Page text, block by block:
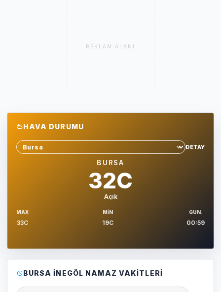
REKLAM ALANI
HAVA DURUMU
Sehir sec
DETAY
BURSA
32C
Açık
MAX
33C
MIN
19C
GUN.
00:59
BURSA İNEGÖL NAMAZ VAKITLERI